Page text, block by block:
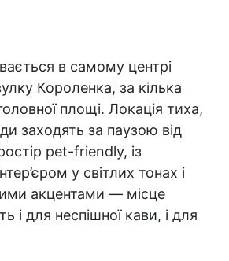
в самому центрі
Короленка, за кілька
площі. Локація тиха,
заходять за паузою від
pet-friendly, із
у світлих тонах і
акцентами — місце
і для неспішної кави, і для